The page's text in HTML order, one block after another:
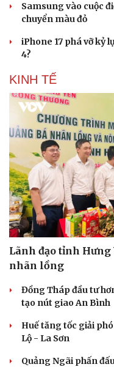
Sản phụ khoa
Nhi khoa
Nam khoa
Làm đẹp - giảm cân
Ăn sạch sống khỏe
Samsung vào cuộc
chuyển màu đỏ
iPhone 17 phá vỡ kỷ
4?
KINH TẾ
Lãnh đạo tỉnh
nhãn lồng
Đồng Tháp đầu tư
tạo nút giao An Bình
Huế tăng tốc giải
Lộ - La Sơn
Quảng Ngãi phấn